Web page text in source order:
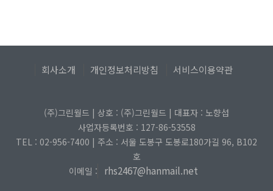
회사소개 개인정보처리방침 서비스이용약관
(주)그린월드 | 상호 : (주)그린월드 | 대표자 : 노향섭
사업자등록번호 : 127-86-53558
TEL : 02-956-7400 | 주소 : 서울 도봉구 도봉로180가길 96, B102
호
이메일 :
rhs2467@hanmail.net